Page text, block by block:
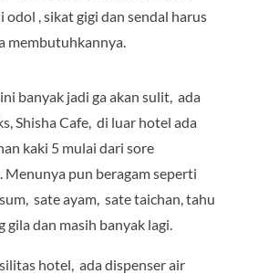
odol , sikat gigi dan sendal harus
membutuhkannya.
banyak jadi ga akan sulit, ada
Shisha Cafe, di luar hotel ada
kaki 5 mulai dari sore
Menunya pun beragam seperti
sate ayam, sate taichan, tahu
gila dan masih banyak lagi.
hotel, ada dispenser air